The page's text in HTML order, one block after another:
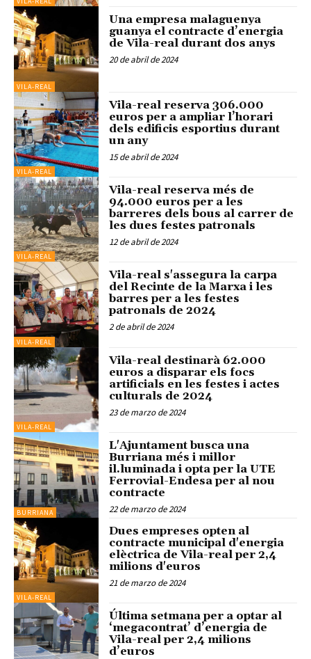
VILA-REAL
Una empresa malaguenya
guanya el contracte d’energia
de Vila-real durant dos anys
20 de abril de 2024
VILA-REAL
Vila-real reserva 306.000
euros per a ampliar l’horari
dels edificis esportius durant
un any
15 de abril de 2024
VILA-REAL
Vila-real reserva més de
94.000 euros per a les
barreres dels bous al carrer de
les dues festes patronals
12 de abril de 2024
VILA-REAL
Vila-real s'assegura la carpa
del Recinte de la Marxa i les
barres per a les festes
patronals de 2024
2 de abril de 2024
VILA-REAL
Vila-real destinarà 62.000
euros a disparar els focs
artificials en les festes i actes
culturals de 2024
23 de marzo de 2024
BURRIANA
L'Ajuntament busca una
Burriana més i millor
il.luminada i opta per la UTE
Ferrovial-Endesa per al nou
contracte
22 de marzo de 2024
VILA-REAL
Dues empreses opten al
contracte municipal d'energia
elèctrica de Vila-real per 2,4
milions d'euros
21 de marzo de 2024
Última setmana per a optar al
‘megacontrat’ d’energia de
Vila-real per 2,4 milions
d’euros